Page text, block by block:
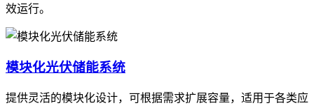
效运行。
模块化光伏储能系统
提供灵活的模块化设计，可根据需求扩展容量，适用于各类应